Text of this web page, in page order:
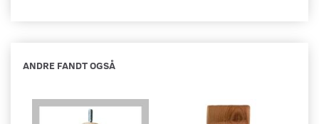
ANDRE FANDT OGSÅ